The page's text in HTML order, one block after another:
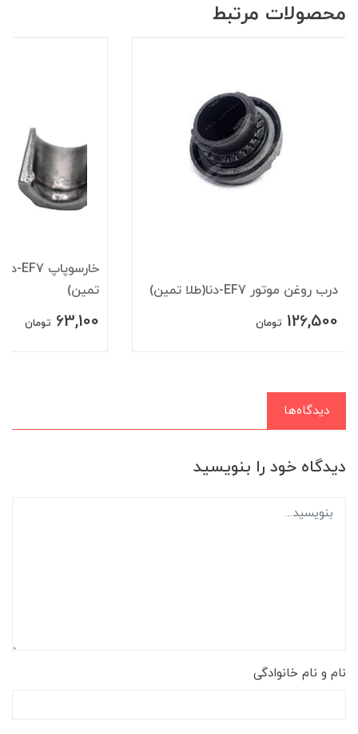
محصولات مرتبط
درب روغن موتور EF7-دنا(طلا تمین)
126,500 تومان
تمین)
63,100 تومان
دیدگاه‌ها
دیدگاه خود را بنویسید
نام و نام خانوادگی